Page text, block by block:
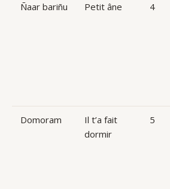
Ñaar bariñu Petit âne 4
Domoram
Il t’a fait
dormir
5